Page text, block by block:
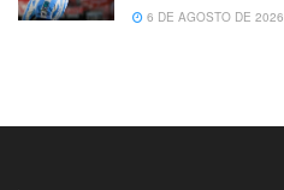
6 DE AGOSTO DE 2026